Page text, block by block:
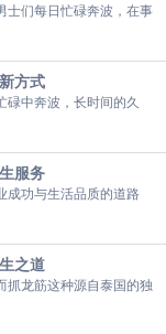
士们每日忙碌奔波，在事
方式
碌中奔波，长时间的久
服务
成功与生活品质的道路
之道
抓龙筋这种源自泰国的独